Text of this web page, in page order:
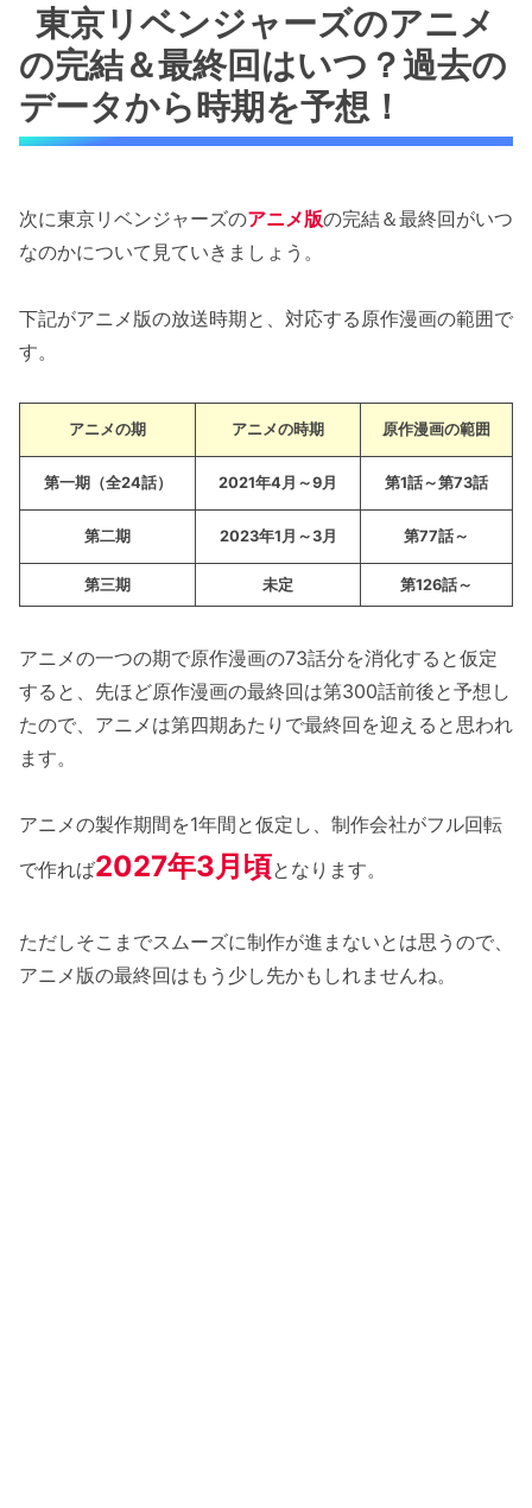
東京リベンジャーズのアニメ
の完結＆最終回はいつ？過去の
データから時期を予想！
次に東京リベンジャーズのアニメ版の完結＆最終回がいつ
なのかについて見ていきましょう。
下記がアニメ版の放送時期と、対応する原作漫画の範囲で
す。
アニメの期 アニメの時期 原作漫画の範囲
第一期（全24話） 2021年4月～9月 第1話～第73話
第二期 2023年1月～3月 第77話～
第三期 未定 第126話～
アニメの一つの期で原作漫画の73話分を消化すると仮定
すると、先ほど原作漫画の最終回は第300話前後と予想し
たので、アニメは第四期あたりで最終回を迎えると思われ
ます。
アニメの製作期間を1年間と仮定し、制作会社がフル回転
で作れば2027年3月頃となります。
ただしそこまでスムーズに制作が進まないとは思うので、
アニメ版の最終回はもう少し先かもしれませんね。